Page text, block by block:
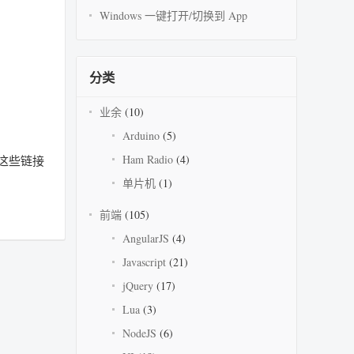
些链接
Windows 一键打开/切换到 App
分类
业余 (10)
Arduino (5)
Ham Radio (4)
单片机 (1)
前端 (105)
AngularJS (4)
Javascript (21)
jQuery (17)
Lua (3)
NodeJS (6)